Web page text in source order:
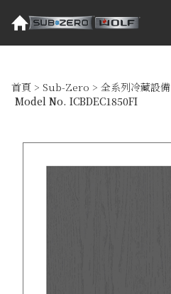
首頁 > Sub-Zero > 全系列冷藏設備
Model No. ICBDEC1850FI